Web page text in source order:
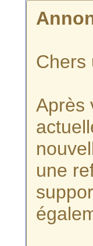
Chers
Après
une